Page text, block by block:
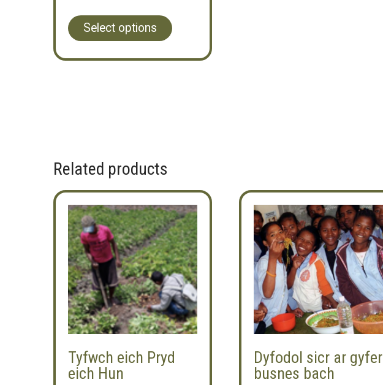
£ 10.00
through
Select options
product
variants.
Related products
Tyfwch eich Pryd
eich Hun
Dyfodol sicr ar gyfer
busnes bach